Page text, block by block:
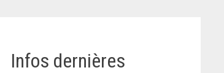
Infos dernières